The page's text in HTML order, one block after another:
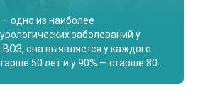
одно из наиболее
заболеваний у
она выявляется у каждого
50 лет и у 90% — старше 80.